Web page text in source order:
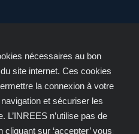
nécessaires au bon
site internet. Ces cookies
la connexion à votre
et sécuriser les
n’utilise pas de
sur ‘accepter’ vous